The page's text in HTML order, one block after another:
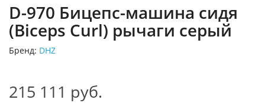
D-970 Бицепс-машина сидя
(Biceps Curl) рычаги серый
Бренд: DHZ
215 111 руб.